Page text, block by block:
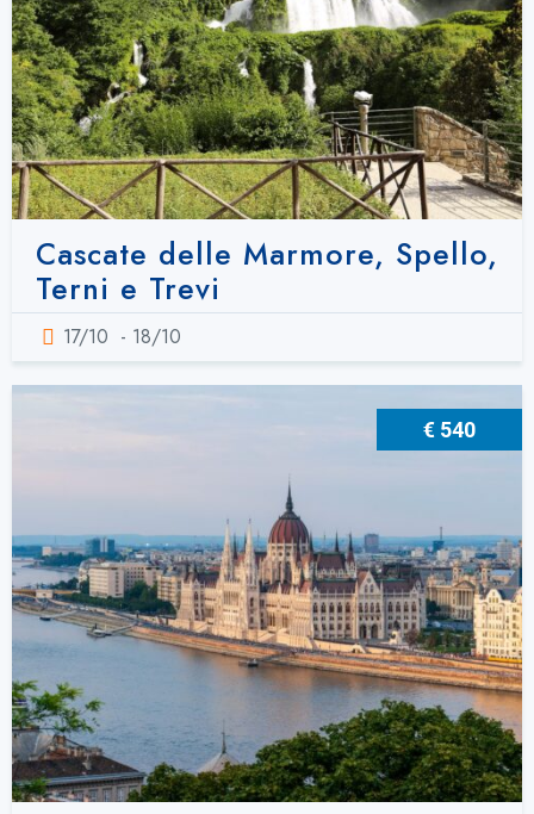
Cascate delle Marmore, Spello,
Terni e Trevi
17/10 - 18/10
€ 540